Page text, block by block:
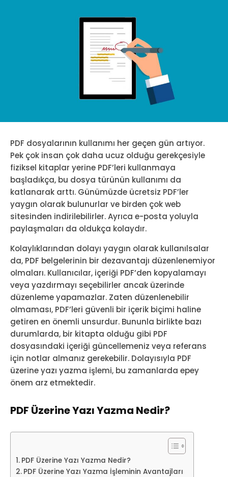
PDF dosyalarının kullanımı her geçen gün artıyor.
Pek çok insan çok daha ucuz olduğu gerekçesiyle
fiziksel kitaplar yerine PDF’leri kullanmaya
başladıkça, bu dosya türünün kullanımı da
katlanarak arttı. Günümüzde ücretsiz PDF’ler
yaygın olarak bulunurlar ve birden çok web
sitesinden indirilebilirler. Ayrıca e-posta yoluyla
paylaşmaları da oldukça kolaydır.
Kolaylıklarından dolayı yaygın olarak kullanılsalar
da, PDF belgelerinin bir dezavantajı düzenlenemiyor
olmaları. Kullanıcılar, içeriği PDF’den kopyalamayı
veya yazdırmayı seçebilirler ancak üzerinde
düzenleme yapamazlar. Zaten düzenlenebilir
olmaması, PDF’leri güvenli bir içerik biçimi haline
getiren en önemli unsurdur. Bununla birlikte bazı
durumlarda, bir kitapta olduğu gibi PDF
dosyasındaki içeriği güncellemeniz veya referans
için notlar almanız gerekebilir. Dolayısıyla PDF
üzerine yazı yazma işlemi, bu zamanlarda epey
önem arz etmektedir.
PDF Üzerine Yazı Yazma Nedir?
PDF Üzerine Yazı Yazma Nedir?
PDF Üzerine Yazı Yazma İşleminin Avantajları